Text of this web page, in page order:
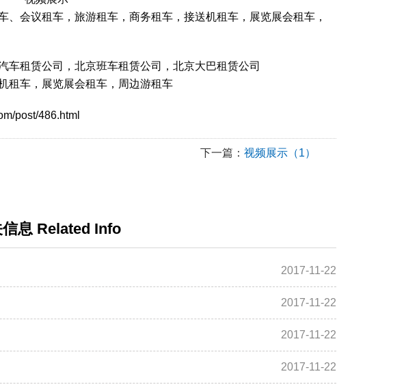
会议租车，旅游租车，商务租车，接送机租车，展览展会租车，
租赁公司，北京班车租赁公司，北京大巴租赁公司
租车，展览展会租车，周边游租车
post/486.html
下一篇： 视频展示（1）
息 Related Info
2017-11-22
2017-11-22
2017-11-22
2017-11-22